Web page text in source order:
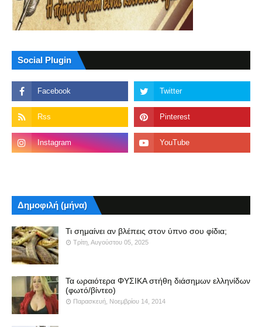
Social Plugin
Δημοφιλή (μήνα)
Τι σημαίνει αν βλέπεις στον ύπνο σου φίδια;
Τρίτη, Αυγούστου 05, 2025
Τα ωραιότερα ΦΥΣΙΚΑ στήθη διάσημων ελληνίδων
(φωτό/βίντεο)
Παρασκευή, Νοεμβρίου 14, 2014